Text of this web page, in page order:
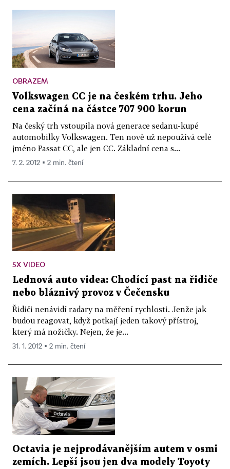
OBRAZEM
Volkswagen CC je na českém trhu. Jeho
cena začíná na částce 707 900 korun
Na český trh vstoupila nová generace sedanu-kupé
automobilky Volkswagen. Ten nově už nepoužívá celé
jméno Passat CC, ale jen CC. Základní cena s...
7. 2. 2012 ▪ 2 min. čtení
5X VIDEO
Lednová auto videa: Chodící past na řidiče
nebo bláznivý provoz v Čečensku
Řidiči nenávidí radary na měření rychlosti. Jenže jak
budou reagovat, když potkají jeden takový přístroj,
který má nožičky. Nejen, že je...
31. 1. 2012 ▪ 2 min. čtení
Octavia je nejprodávanějším autem v osmi
zemích. Lepší jsou jen dva modely Toyoty